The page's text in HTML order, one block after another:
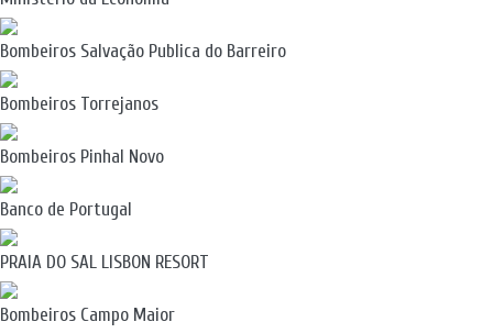
Bombeiros Salvação Publica do Barreiro
Bombeiros Torrejanos
Bombeiros Pinhal Novo
Banco de Portugal
PRAIA DO SAL LISBON RESORT
Bombeiros Campo Maior